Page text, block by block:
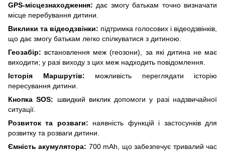
GPS-місцезнаходження: дає змогу батькам точно визначати
місце перебування дитини.
Виклики та відеодзвінки: підтримка голосових і відеодзвінків,
що дає змогу батькам легко спілкуватися з дитиною.
Геозабір: встановлення меж (геозони), за які дитина не має
виходити; у разі виходу з цих меж надходить повідомлення.
Історія Маршрутів: можливість переглядати історію
пересування дитини.
Кнопка SOS: швидкий виклик допомоги у разі надзвичайної
ситуації.
Розвиток та розваги: наявність функцій і застосунків для
розвитку та розваги дитини.
Ємність акумулятора: 700 mAh, що забезпечує тривалий час